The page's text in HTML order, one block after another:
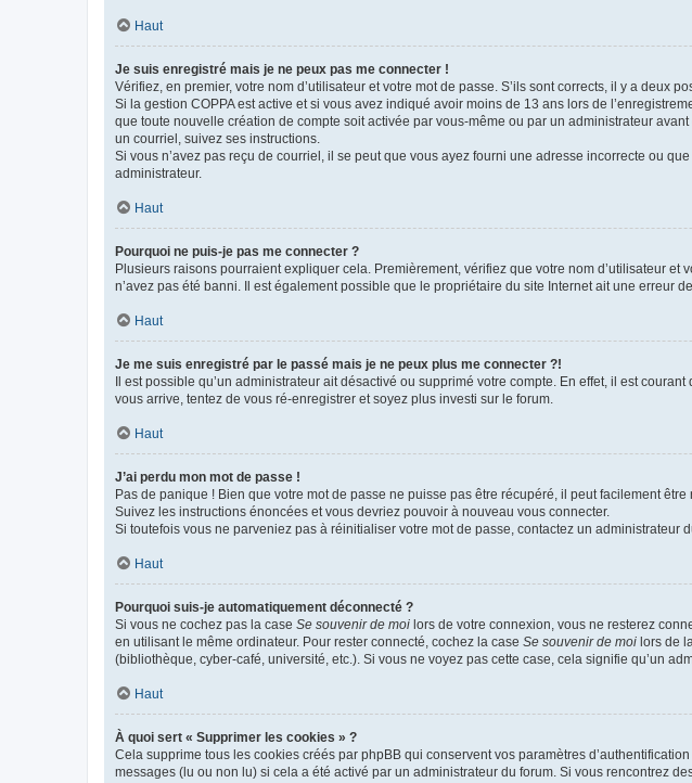
Haut
Je suis enregistré mais je ne peux pas me connecter !
Vérifiez, en premier, votre nom d’utilisateur et votre mot de passe. S’ils sont corrects, il y a deux
Si la gestion COPPA est active et si vous avez indiqué avoir moins de 13 ans lors de
que toute nouvelle création de compte soit activée par vous-même ou par un administrateur
un courriel, suivez ses instructions.
Si vous n’avez pas reçu de courriel, il se peut que vous ayez fourni une adresse incorrecte ou
administrateur.
Haut
Pourquoi ne puis-je pas me connecter ?
Plusieurs raisons pourraient expliquer cela. Premièrement, vérifiez que votre nom d’utilisateur
n’avez pas été banni. Il est également possible que le propriétaire du site Internet ait une erreur
Haut
Je me suis enregistré par le passé mais je ne peux plus me connecter ?!
Il est possible qu’un administrateur ait désactivé ou supprimé votre compte. En effet, il est
vous arrive, tentez de vous ré-enregistrer et soyez plus investi sur le forum.
Haut
J’ai perdu mon mot de passe !
Pas de panique ! Bien que votre mot de passe ne puisse pas être récupéré, il peut facilement
Suivez les instructions énoncées et vous devriez pouvoir à nouveau vous connecter.
Si toutefois vous ne parveniez pas à réinitialiser votre mot de passe, contactez un administrateur
Haut
Pourquoi suis-je automatiquement déconnecté ?
Si vous ne cochez pas la case Se souvenir de moi lors de votre connexion, vous ne resterez
en utilisant le même ordinateur. Pour rester connecté, cochez la case Se souvenir de moi lors de
(bibliothèque, cyber-café, université, etc.). Si vous ne voyez pas cette case, cela signifie qu’un
Haut
À quoi sert « Supprimer les cookies » ?
Cela supprime tous les cookies créés par phpBB qui conservent vos paramètres
messages (lu ou non lu) si cela a été activé par un administrateur du forum. Si vous rencontrez